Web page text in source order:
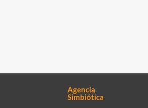
Agencia
Simbiótica